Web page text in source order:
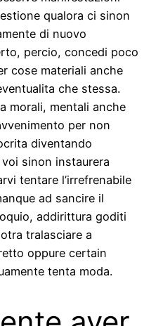
qualora ci sinon
di nuovo
percio, concedi poco
cose materiali anche
che stessa.
morali, mentali anche
per non
diventando
sinon instaurera
tentare l’irrefrenabile
ad sancire il
addirittura goditi
tralasciare a
oppure certain
tenta moda.